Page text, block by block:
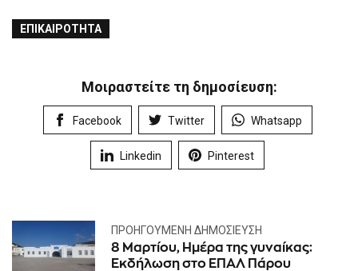
ΕΠΙΚΑΙΡΌΤΗΤΑ
Μοιραστείτε τη δημοσίευση:
Facebook Twitter Whatsapp
Linkedin Pinterest
ΠΡΟΗΓΟΎΜΕΝΗ ΔΗΜΟΣΊΕΥΣΗ
8 Μαρτίου, Ημέρα της γυναίκας:
Εκδήλωση στο ΕΠΑΛ Πάρου